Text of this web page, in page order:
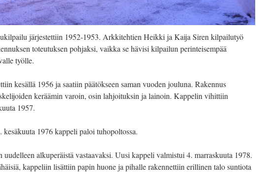
järjestettiin 1952-1953. Arkkitehtien Heikki ja Kaija Siren kilpailutyö
toteutuksen pohjaksi, vaikka se hävisi kilpailun perinteisempää
työlle.
kesällä 1956 ja saatiin päätökseen saman vuoden jouluna. Rakennus
keräämin varoin, osin lahjoituksin ja lainoin. Kappelin vihittiin
1957.
kesäkuuta 1976 kappeli paloi tuhopoltossa.
alkuperäistä vastaavaksi. Uusi kappeli valmistui 4. marraskuuta 1978.
kappeliin lisättiin papin huone ja pihalle rakennettiin erillinen talo suntiota